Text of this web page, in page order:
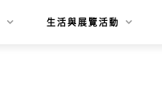
生活與展覽活動